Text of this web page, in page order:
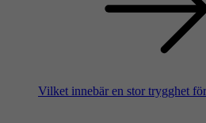
Vilket innebär en stor trygghet